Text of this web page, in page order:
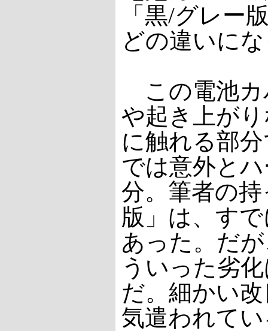
「黒/グレー
どの違いに
この電池カ
や起き上が
に触れる部
では意外と
分。筆者の
版」は、す
あった。だ
ういった劣
だ。細かい
気遣われて